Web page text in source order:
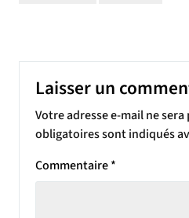
Laisser un
Votre adresse e-mail ne sera
obligatoires sont indiqués
Commentaire*